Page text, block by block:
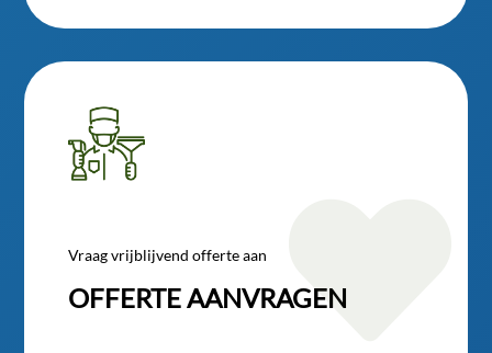
Vraag vrijblijvend offerte aan
OFFERTE AANVRAGEN
